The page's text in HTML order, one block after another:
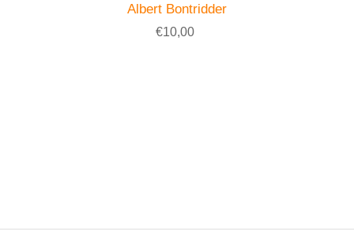
Albert Bontridder
€10,00